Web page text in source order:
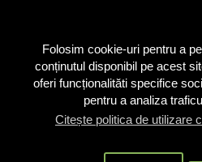
Folosim cookie-uri pentru a
conținutul disponibil pe acest
oferi funcționalităti specifice
pentru a analiza
Citește politica de utilizare
Scaune diverse Scaune